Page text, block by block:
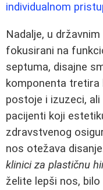
individualnom
Nadalje, u
fokusirani na
septuma, disajne
komponenta tretira
postoje i izuzeci,
pacijenti koji
zdravstvenog
nos otežava
klinici za plastičnu
želite lepši nos,